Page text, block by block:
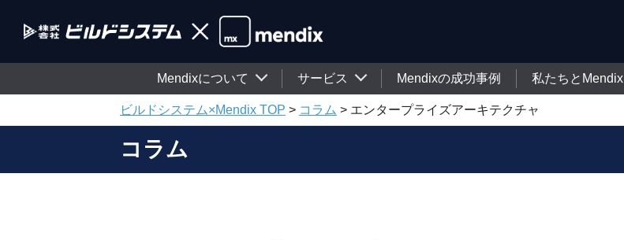
Mendixについて サービス Mendixの成功事例 私たちとMendix
ビルドシステム×Mendix TOP > コラム > エンタープライズアーキテクチャ
コラム